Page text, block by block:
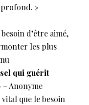
» –
d’être aimé,
les plus
qui guérit
– Anonyme
vital que le besoin